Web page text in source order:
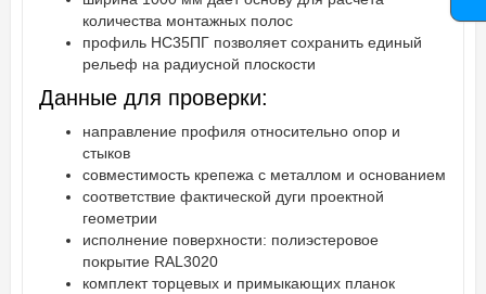
количества монтажных полос
профиль НС35ПГ позволяет сохранить единый
рельеф на радиусной плоскости
Данные для проверки:
направление профиля относительно опор и
стыков
совместимость крепежа с металлом и основанием
соответствие фактической дуги проектной
геометрии
исполнение поверхности: полиэстеровое
покрытие RAL3020
комплект торцевых и примыкающих планок